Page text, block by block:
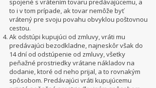
spojené s vrátením tovaru predávajúcemu, a
to i v tom prípade, ak tovar nemôže byť
vrátený pre svoju povahu obvyklou poštovnou
cestou.
Ak odstúpi kupujúci od zmluvy, vráti mu
predávajúci bezodkladne, najneskôr však do
14 dní od odstúpenie od zmluvy, všetky
peňažné prostriedky vrátane nákladov na
dodanie, ktoré od neho prijal, a to rovnakým
spôsobom. Predávajúci vráti kupujúcemu